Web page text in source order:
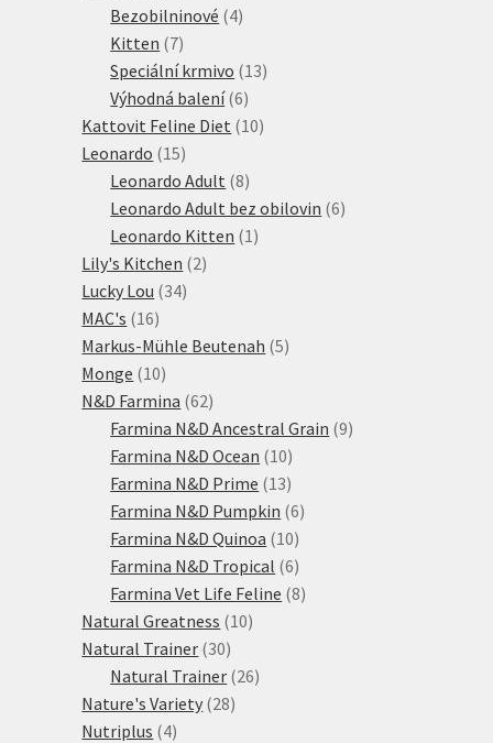
produktů
Bezobilninové 44
Kitten 77
produktů
Speciální krmivo 1313
Výhodná balení 66
produktů
Kattovit Feline Diet 1010
Leonardo 1515
produktů
Leonardo Adult 88
produktů
Leonardo Adult bez obilovin 66
Leonardo Kitten 1 1
Lily's Kitchen 22
Lucky Lou 3434
MAC's 1616
produktů
Markus-Mühle Beutenah 55
Monge 1010
produktů
N&D Farmina 6262
produktů
Farmina N&D Ancestral Grain 99
Farmina N&D Ocean 1010
produktů
Farmina N&D Prime 1313
produktů
Farmina N&D Pumpkin 66
Farmina N&D Quinoa 1010
produktů
Farmina N&D Tropical 66
produktů
Farmina Vet Life Feline 88
Natural Greatness 1010
Natural Trainer 3030
produktů
Natural Trainer 2626
Nature's Variety 2828
Nutriplus 44